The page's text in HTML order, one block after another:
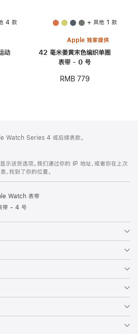
4 款
动
+ 其他 1 款
Apple 独家提供
42 毫米姜黄末色编织单圈
表带 - 0 号
RMB 779
Watch Series 4 或后续表款。
示送货选项。我们通过你的 IP 地址，或者你在上次
找到了你的位置。
Watch 表带
带 - 4 号